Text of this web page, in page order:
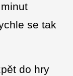
se tak
do hry